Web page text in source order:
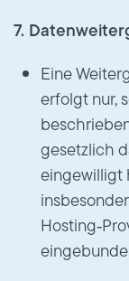
7.
Eine
erfolgt nur,
gesetzlich
eingewilligt